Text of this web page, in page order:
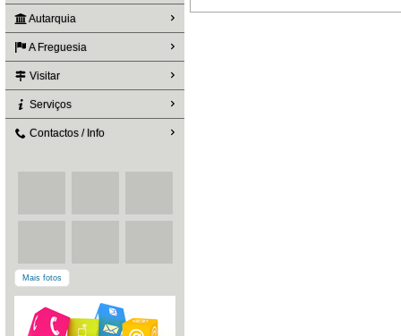
Autarquia
A Freguesia
Visitar
Serviços
Contactos / Info
Mais fotos